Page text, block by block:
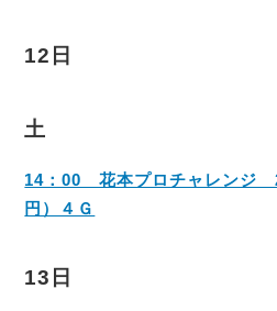
12日
土
14：00 花本プロチャレンジ
円）４Ｇ
13日